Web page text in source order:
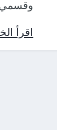
وقسمي
اقرأ